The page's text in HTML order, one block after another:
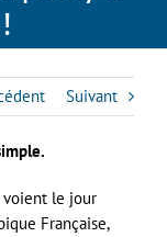
Suivant
voient le jour
Française,